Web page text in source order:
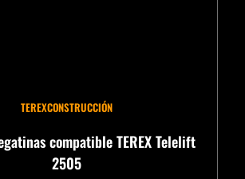
TEREXCONSTRUCCIÓN
compatible TEREX Telelift
2505